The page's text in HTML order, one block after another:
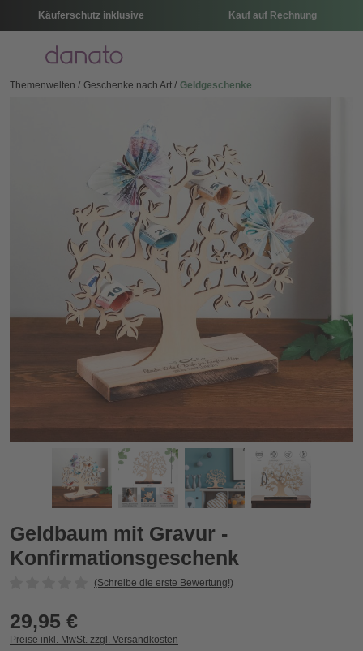
Käuferschutz inklusive Kauf auf Rechnung
Menü
Themenwelten Geschenke nach Art Geldgeschenke
Geldbaum mit Gravur - Konfirmationsgeschenk
Zurück
Geldbaum mit Gravur -
Konfirmationsgeschenk
(Schreibe die erste Bewertung!)
29,95 €
Preise inkl. MwSt. zzgl. Versandkosten